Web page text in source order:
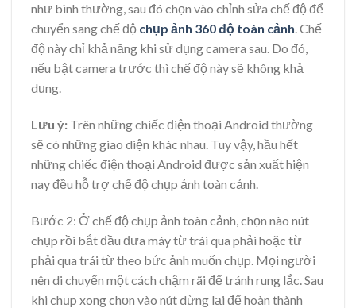
như bình thường, sau đó chọn vào chỉnh sửa chế độ để
chuyển sang chế độ chụp ảnh 360 độ toàn cảnh. Chế
độ này chỉ khả năng khi sử dụng camera sau. Do đó,
nếu bật camera trước thì chế độ này sẽ không khả
dụng.
Lưu ý: Trên những chiếc điện thoại Android thường
sẽ có những giao diện khác nhau. Tuy vậy, hầu hết
những chiếc điện thoại Android được sản xuất hiện
nay đều hỗ trợ chế độ chụp ảnh toàn cảnh.
Bước 2: Ở chế độ chụp ảnh toàn cảnh, chọn nào nút
chụp rồi bắt đầu đưa máy từ trái qua phải hoặc từ
phải qua trái từ theo bức ảnh muốn chụp. Mọi người
nên di chuyển một cách chậm rãi để tránh rung lắc. Sau
khi chụp xong chọn vào nút dừng lại để hoàn thành